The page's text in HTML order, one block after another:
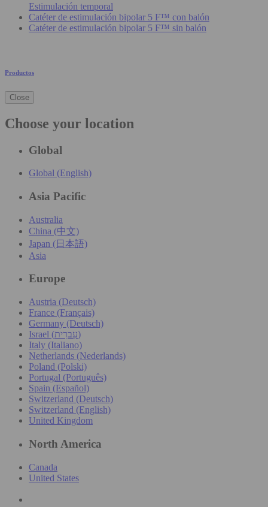
Estimulación temporal
Catéter de estimulación bipolar 5 F™ con balón
Catéter de estimulación bipolar 5 F™ sin balón
Productos
Close
Choose your location
Global
Global (English)
Asia Pacific
Australia
China (中文)
Japan (日本語)
Asia
Europe
Austria (Deutsch)
France (Français)
Germany (Deutsch)
Israel (עִברִית)
Italy (Italiano)
Netherlands (Nederlands)
Poland (Polski)
Portugal (Português)
Spain (Español)
Switzerland (Deutsch)
Switzerland (English)
United Kingdom
North America
Canada
United States